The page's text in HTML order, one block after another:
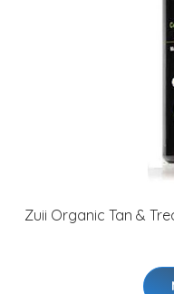
Zuii Organic Tan &